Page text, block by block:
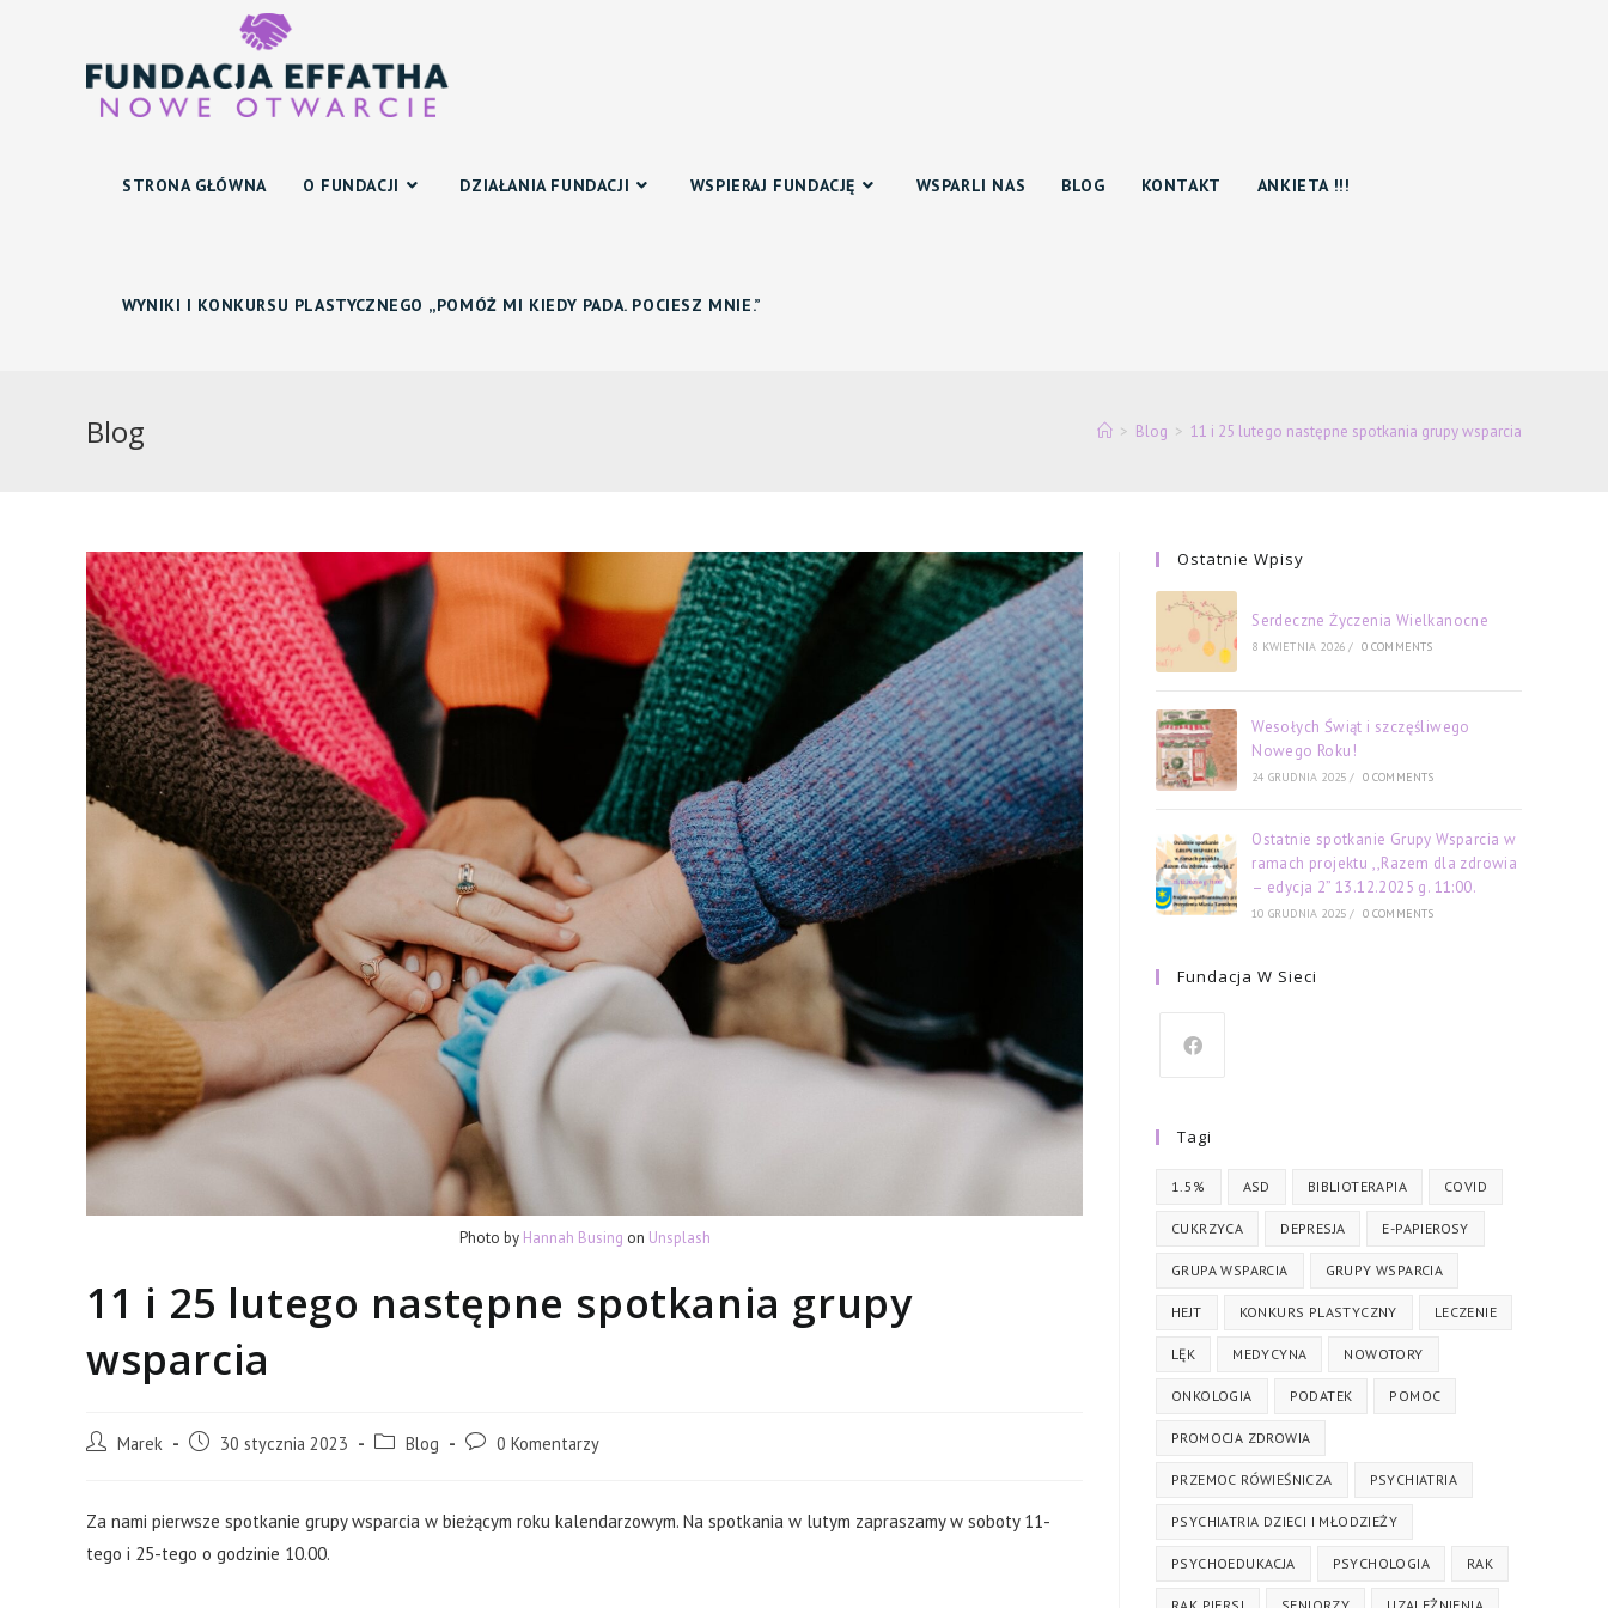
STRONA GŁÓWNA O FUNDACJI DZIAŁANIA FUNDACJI WSPIERAJ FUNDACJĘ WSPARLI NAS BLOG KONTAKT ANKIETA !!!
WYNIKI I KONKURSU PLASTYCZNEGO ,,POMÓŻ MI KIEDY PADA. POCIESZ MNIE.”
Blog > Blog > 11 i 25 lutego następne spotkania grupy wsparcia
Photo by Hannah Busing on Unsplash
11 i 25 lutego następne spotkania grupy
wsparcia
Post Marek
Post 30 stycznia 2023
Post Blog
Post 0 Komentarzy
Za nami pierwsze spotkanie grupy wsparcia w bieżącym roku kalendarzowym. Na spotkania w lutym zapraszamy w soboty 11-
tego i 25-tego o godzinie 10.00.
Ostatnie Wpisy
Serdeczne Życzenia Wielkanocne
8 KWIETNIA 2026 / 0 COMMENTS
Wesołych Świąt i szczęśliwego
Nowego Roku!
24 GRUDNIA 2025 / 0 COMMENTS
Ostatnie spotkanie Grupy Wsparcia w
ramach projektu ,,Razem dla zdrowia
– edycja 2” 13.12.2025 g. 11:00.
10 GRUDNIA 2025 / 0 COMMENTS
Fundacja W Sieci
Tagi
1.5% ASD BIBLIOTERAPIA COVID
CUKRZYCA DEPRESJA E-PAPIEROSY
GRUPA WSPARCIA GRUPY WSPARCIA
HEJT KONKURS PLASTYCZNY LECZENIE
LĘK MEDYCYNA NOWOTORY
ONKOLOGIA PODATEK POMOC
PROMOCJA ZDROWIA
PRZEMOC RÓWIEŚNICZA PSYCHIATRIA
PSYCHIATRIA DZIECI I MŁODZIEŻY
PSYCHOEDUKACJA PSYCHOLOGIA RAK